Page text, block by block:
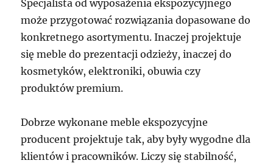
Specjalista od wyposażenia ekspozycyjnego
może przygotować rozwiązania dopasowane do
konkretnego asortymentu. Inaczej projektuje
się meble do prezentacji odzieży, inaczej do
kosmetyków, elektroniki, obuwia czy
produktów premium.
Dobrze wykonane meble ekspozycyjne
producent projektuje tak, aby były wygodne dla
klientów i pracowników. Liczy się stabilność,